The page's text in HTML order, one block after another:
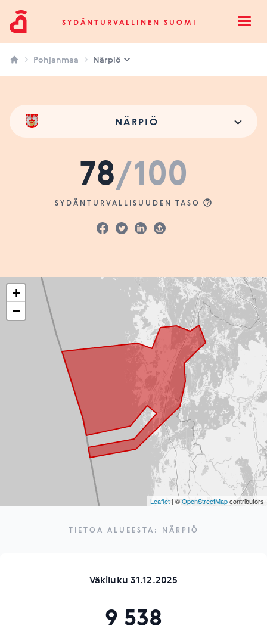
Sydänturvallinen SuomiSYDÄNTURVALLINEN SUOMI
Pohjanmaa Närpiö
NÄRPIÖ
78/100
SYDÄNTURVALLISUUDEN TASO
+
−
Leaflet | ©OpenStreetMapcontributors
TIETOA ALUEESTA: NÄRPIÖ
Väkiluku 31.12.2025
9 538